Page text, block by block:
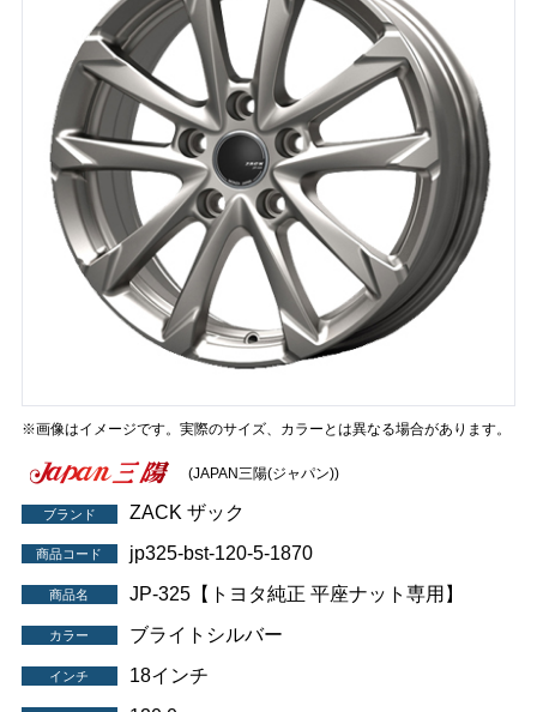
※画像はイメージです。実際のサイズ、カラーとは異なる場合があります。
(JAPAN三陽(ジャパン))
ブランド ZACK ザック
商品コード jp325-bst-120-5-1870
商品名 JP-325【トヨタ純正 平座ナット専用】
カラー ブライトシルバー
インチ 18インチ